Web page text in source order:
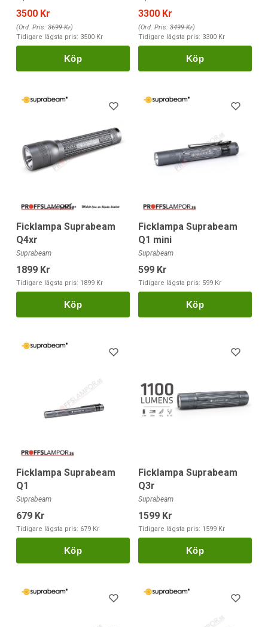
3500 Kr
(Ord. Pris: 3699 Kr)
Tidigare lägsta pris: 3500 Kr
Köp
3300 Kr
(Ord. Pris: 3499 Kr)
Tidigare lägsta pris: 3300 Kr
Köp
Ficklampa Suprabeam
Q4xr
Suprabeam
1899 Kr
Tidigare lägsta pris: 1899 Kr
Köp
Ficklampa Suprabeam
Q1 mini
Suprabeam
599 Kr
Tidigare lägsta pris: 599 Kr
Köp
Ficklampa Suprabeam
Q1
Suprabeam
679 Kr
Tidigare lägsta pris: 679 Kr
Köp
Ficklampa Suprabeam
Q3r
Suprabeam
1599 Kr
Tidigare lägsta pris: 1599 Kr
Köp